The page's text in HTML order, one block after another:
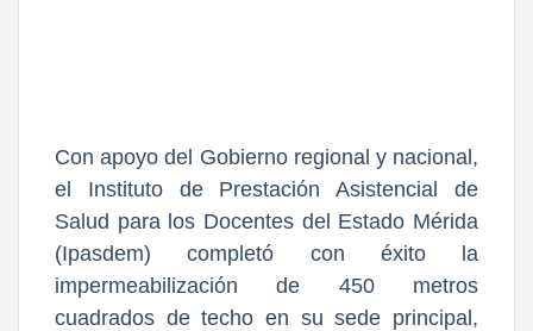
Con apoyo del Gobierno regional y nacional,
el Instituto de Prestación Asistencial de
Salud para los Docentes del Estado Mérida
(Ipasdem) completó con éxito la
impermeabilización de 450 metros
cuadrados de techo en su sede principal,